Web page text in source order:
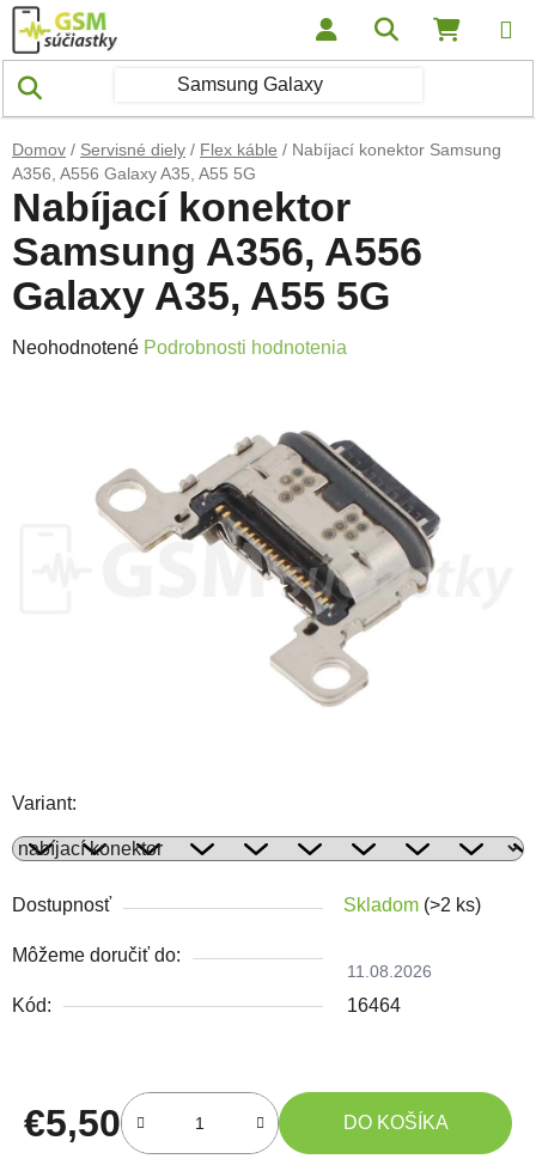
Prejsť na obsah Hľadať
Domov / Servisné diely / Flex káble / Nabíjací konektor Samsung
A356, A556 Galaxy A35, A55 5G
Variant:
Dostupnosť Skladom (>2 ks)
Môžeme doručiť do:
11.08.2026
Kód: 16464
€5,50
Jednotková cena:
DO KOŠÍKA
Nabíjací konektor
Samsung A356, A556
Galaxy A35, A55 5G
Priemerné hodnotenie produktu je 0,0 z 5 hviezdičiek.
Neohodnotené Podrobnosti hodnotenia